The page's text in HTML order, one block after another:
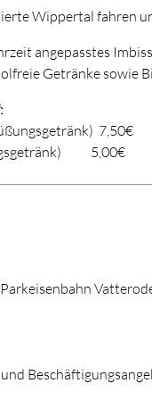
Wippertal fahren
angepasstes
Getränke sowie
7,50€
5,00€